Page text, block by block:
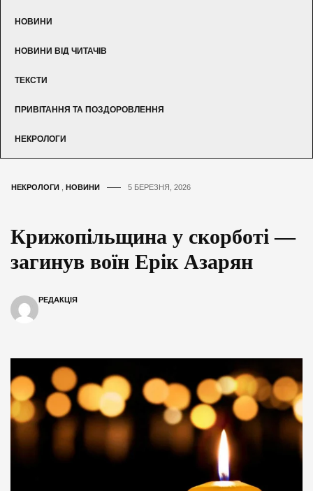
НОВИНИ
НОВИНИ ВІД ЧИТАЧІВ
ТЕКСТИ
ПРИВІТАННЯ ТА ПОЗДОРОВЛЕННЯ
НЕКРОЛОГИ
НЕКРОЛОГИ НОВИНИ 5 БЕРЕЗНЯ, 2026
Крижопільщина у скорботі —
загинув воїн Ерік Азарян
РЕДАКЦІЯ